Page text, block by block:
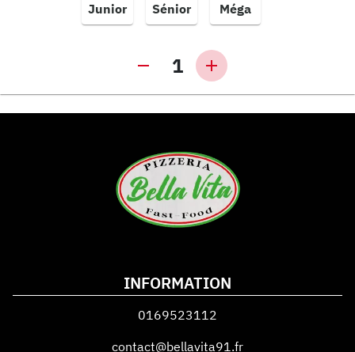
Junior Sénior Méga
1
INFORMATION
0169523112
contact@bellavita91.fr